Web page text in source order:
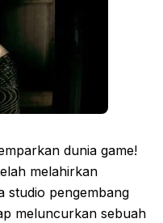
dunia game!
melahirkan
studio pengembang
meluncurkan sebuah